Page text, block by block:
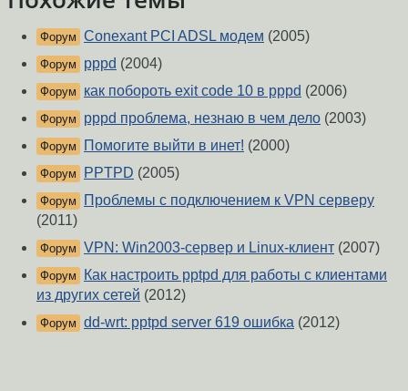
Форум Conexant PCI ADSL модем (2005)
Форум pppd (2004)
Форум как побороть exit code 10 в pppd (2006)
Форум pppd проблема, незнаю в чем дело (2003)
Форум Помогите выйти в инет! (2000)
Форум PPTPD (2005)
Форум
Проблемы с подключением к VPN серверу
(2011)
Форум VPN: Win2003-сервер и Linux-клиент (2007)
Форум
Как настроить pptpd для работы с клиентами
из других сетей (2012)
Форум dd-wrt: pptpd server 619 ошибка (2012)